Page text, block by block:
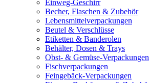
Einweg-Geschirr
Becher, Flaschen & Zubehör
Lebensmittelverpackungen
Beutel & Verschlüsse
Etiketten & Banderolen
Behälter, Dosen & Trays
Obst- & Gemüse-Verpackungen
Fischverpackungen
Feingebäck-Verpackungen